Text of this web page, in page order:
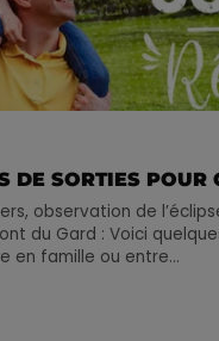
DE SORTIES POUR
observation de
du Gard : Voici
en famille ou entre...